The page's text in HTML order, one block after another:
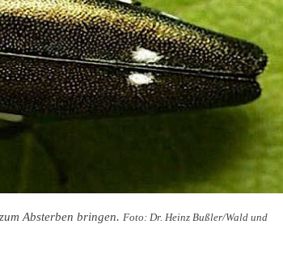
Absterben bringen. Foto: Dr. Heinz Bußler/Wald und